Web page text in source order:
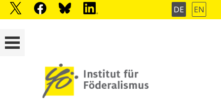
DE EN